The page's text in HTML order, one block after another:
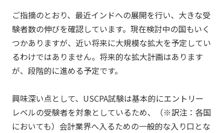
ご指摘のとおり、最近インドへの展開を行い、大きな受
験者数の伸びを確認しています。現在検討中の国もいく
つかありますが、近い将来に大規模な拡大を予定してい
るわけではありません。将来的な拡大計画はあります
が、段階的に進める予定です。
興味深い点として、USCPA試験は基本的にエントリー
レベルの受験者を対象としているため、（※訳注：各国
においても）会計業界へ入るための一般的な入り口とな